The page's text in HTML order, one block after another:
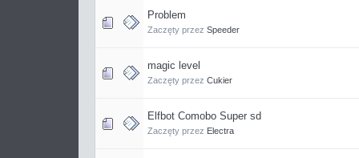
Problem
Zaczęty przez Speeder
magic level
Zaczęty przez Cukier
Elfbot Comobo Super sd
Zaczęty przez Electra